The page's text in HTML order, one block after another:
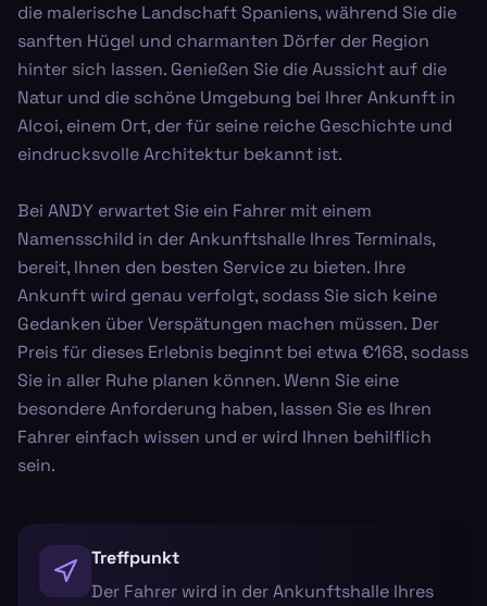
die malerische Landschaft Spaniens, während Sie die
sanften Hügel und charmanten Dörfer der Region
hinter sich lassen. Genießen Sie die Aussicht auf die
Natur und die schöne Umgebung bei Ihrer Ankunft in
Alcoi, einem Ort, der für seine reiche Geschichte und
eindrucksvolle Architektur bekannt ist.
Bei ANDY erwartet Sie ein Fahrer mit einem
Namensschild in der Ankunftshalle Ihres Terminals,
bereit, Ihnen den besten Service zu bieten. Ihre
Ankunft wird genau verfolgt, sodass Sie sich keine
Gedanken über Verspätungen machen müssen. Der
Preis für dieses Erlebnis beginnt bei etwa €168, sodass
Sie in aller Ruhe planen können. Wenn Sie eine
besondere Anforderung haben, lassen Sie es Ihren
Fahrer einfach wissen und er wird Ihnen behilflich
sein.
Treffpunkt
Der Fahrer wird in der Ankunftshalle Ihres